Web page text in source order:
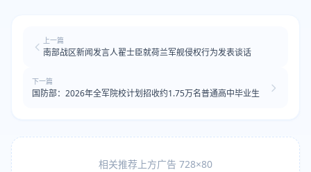
上一篇
南部战区新闻发言人翟士臣就荷兰军舰侵权行为发表谈话
下一篇
国防部：2026年全军院校计划招收约1.75万名普通高中毕业生
相关推荐上方广告 728×80